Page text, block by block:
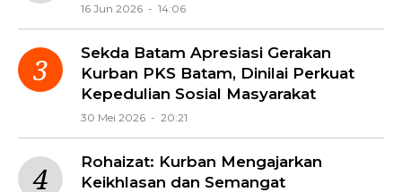
16 Jun 2026 - 14:06
Sekda Batam Apresiasi Gerakan
Kurban PKS Batam, Dinilai Perkuat
Kepedulian Sosial Masyarakat
30 Mei 2026 - 20:21
Rohaizat: Kurban Mengajarkan
Keikhlasan dan Semangat